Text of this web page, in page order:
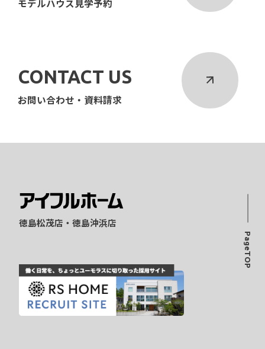
モデルハウス見学予約
CONTACT US
お問い合わせ・資料請求
徳島松茂店・徳島沖浜店
PageTOP